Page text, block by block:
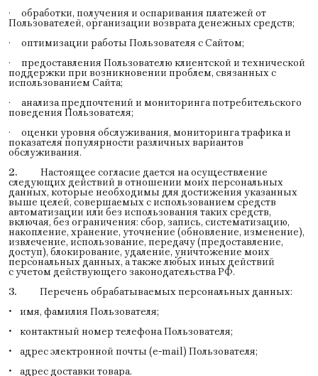
· обработки, получения и оспаривания платежей от
Пользователей, организации возврата денежных средств;
· оптимизации работы Пользователя с Сайтом;
· предоставления Пользователю клиентской и технической
поддержки при возникновении проблем, связанных с
использованием Сайта;
· анализа предпочтений и мониторинга потребительского
поведения Пользователя;
· оценки уровня обслуживания, мониторинга трафика и
показателя популярности различных вариантов
обслуживания.
2. Настоящее согласие дается на осуществление
следующих действий в отношении моих персональных
данных, которые необходимы для достижения указанных
выше целей, совершаемых с использованием средств
автоматизации или без использования таких средств,
включая, без ограничения: сбор, запись, систематизацию,
накопление, хранение, уточнение (обновление, изменение),
извлечение, использование, передачу (предоставление,
доступ), блокирование, удаление, уничтожение моих
персональных данных, а также любых иных действий
с учетом действующего законодательства РФ.
3. Перечень обрабатываемых персональных данных:
• имя, фамилия Пользователя;
• контактный номер телефона Пользователя;
• адрес электронной почты (e-mail) Пользователя;
• адрес доставки товара.